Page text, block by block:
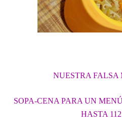
NUESTRA FALSA
SOPA-CENA PARA UN
HASTA